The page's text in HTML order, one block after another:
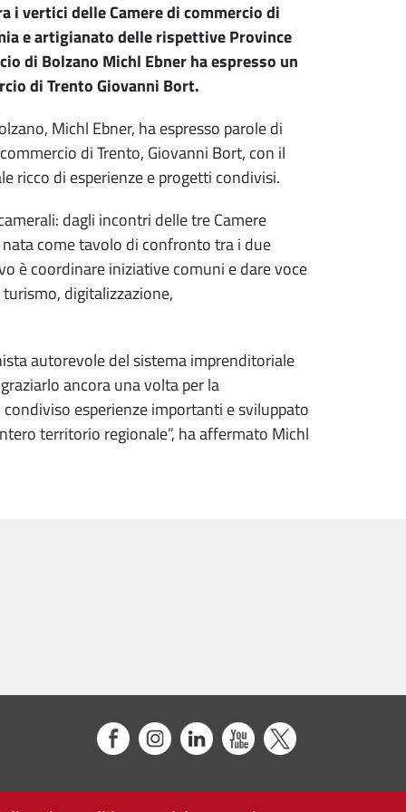
i vertici delle Camere di commercio di
e artigianato delle rispettive Province
di Bolzano Michl Ebner ha espresso un
di Trento Giovanni Bort.
Michl Ebner, ha espresso parole di
di Trento, Giovanni Bort, con il
ricco di esperienze e progetti condivisi.
dagli incontri delle tre Camere
come tavolo di confronto tra i due
è coordinare iniziative comuni e dare voce
digitalizzazione,
autorevole del sistema imprenditoriale
ancora una volta per la
esperienze importanti e sviluppato
territorio regionale”, ha affermato Michl